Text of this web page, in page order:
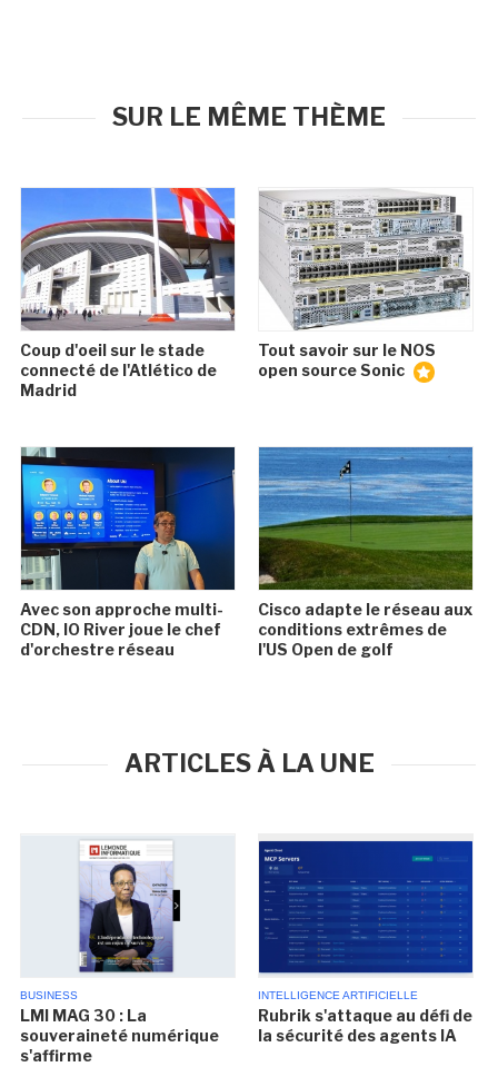
SUR LE MÊME THÈME
Coup d'oeil sur le stade
connecté de l'Atlético de
Madrid
Tout savoir sur le NOS
open source Sonic
Avec son approche multi-
CDN, IO River joue le chef
d'orchestre réseau
Cisco adapte le réseau aux
conditions extrêmes de
l'US Open de golf
ARTICLES À LA UNE
BUSINESS
LMI MAG 30 : La
souveraineté numérique
s'affirme
INTELLIGENCE ARTIFICIELLE
Rubrik s'attaque au défi de
la sécurité des agents IA